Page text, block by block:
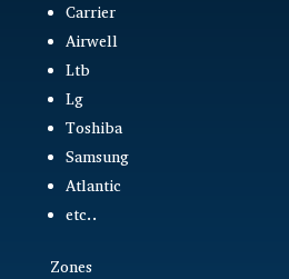
Carrier
Airwell
Ltb
Lg
Toshiba
Samsung
Atlantic
etc..
Zones